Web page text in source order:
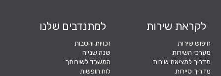
לקראת שירות
חיפוש שירות
מערכי השירות
מדריך למציאת שירות
מדריך סיירות
למתנדבים שלנו
זכויות והטבות
שנה שנייה
המשרד לשירותך
לוח חופשות